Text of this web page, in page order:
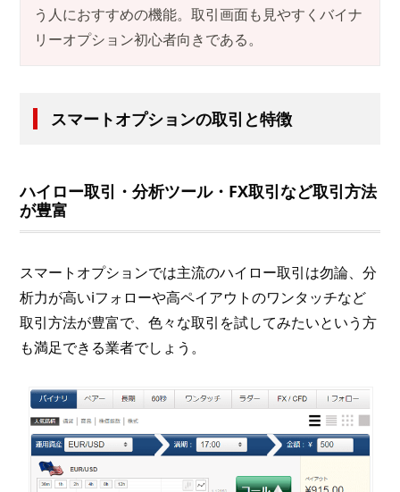
う人におすすめの機能。取引画面も見やすくバイナ
リーオプション初心者向きである。
スマートオプションの取引と特徴
ハイロー取引・分析ツール・FX取引など取引方法
が豊富
スマートオプションでは主流のハイロー取引は勿論、分
析力が高いiフォローや高ペイアウトのワンタッチなど
取引方法が豊富で、色々な取引を試してみたいという方
も満足できる業者でしょう。